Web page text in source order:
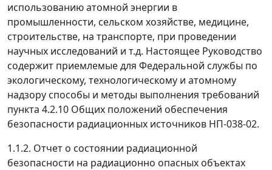
использованию атомной энергии в
промышленности, сельском хозяйстве, медицине,
строительстве, на транспорте, при проведении
научных исследований и т.д. Настоящее Руководство
содержит приемлемые для Федеральной службы по
экологическому, технологическому и атомному
надзору способы и методы выполнения требований
пункта 4.2.10 Общих положений обеспечения
безопасности радиационных источников НП-038-02.
1.1.2. Отчет о состоянии радиационной
безопасности на радиационно опасных объектах